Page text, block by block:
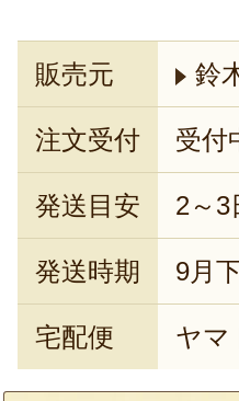
販売元 鈴
注文受付 受付
発送目安 2～3
発送時期 9月
宅配便 ヤマ